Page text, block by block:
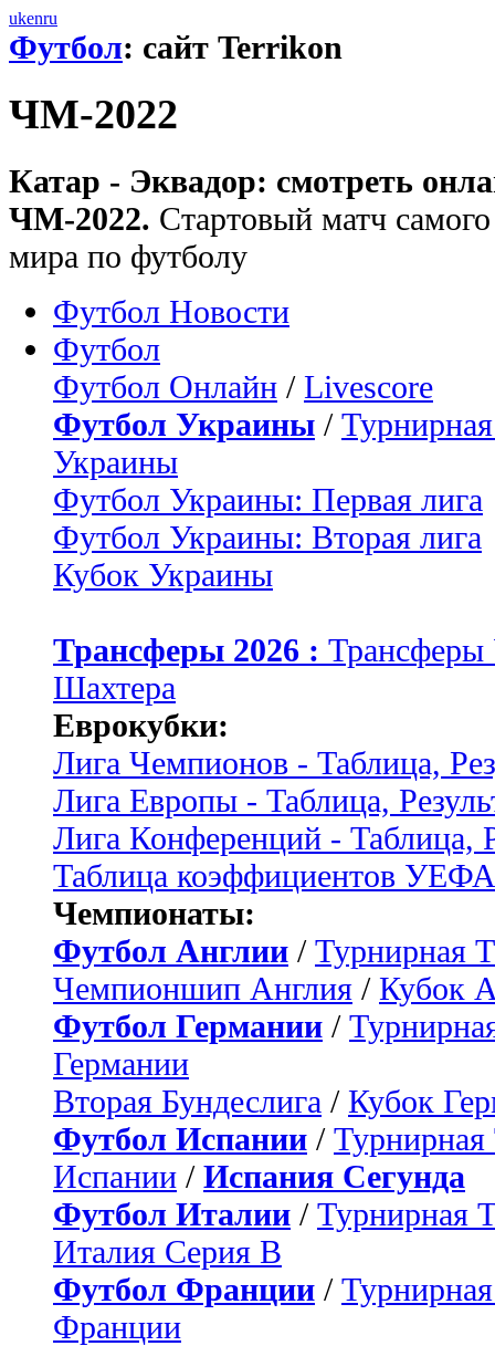
ukenru
Футбол: сайт Terrikon
ЧМ-2022
Катар - Эквадор: смотреть
ЧМ-2022. Стартовый матч
мира по футболу
Футбол Новости
Футбол
Футбол Онлайн / Livescore
Футбол Украины /
Украины
Футбол Украины: Первая лига
Футбол Украины: Вторая лига
Кубок Украины
Трансферы 2026 :
Шахтера
Еврокубки:
Лига Чемпионов - Таблица,
Лига Европы - Таблица,
Лига Конференций - Таблица,
Таблица коэффициентов УЕФА
Чемпионаты:
Футбол Англии / Турнирная
Чемпионшип Англия / Кубок
Футбол Германии /
Германии
Вторая Бундеслига / Кубок
Футбол Испании / Турнирная
Испании / Испания Сегунда
Футбол Италии / Турнирная
Италия Серия B
Футбол Франции /
Франции